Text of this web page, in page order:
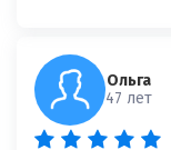
Ольга
47 лет